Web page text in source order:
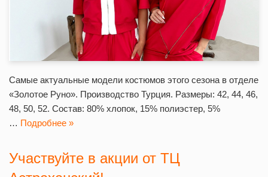
Самые актуальные модели костюмов этого сезона в отделе
«Золотое Руно». Производство Турция. Размеры: 42, 44, 46,
48, 50, 52. Состав: 80% хлопок, 15% полиэстер, 5%
… Подробнее »
Участвуйте в акции от ТЦ